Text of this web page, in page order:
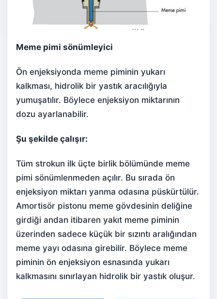
Meme pimi sönümleyici
Ön enjeksiyonda meme piminin yukarı
kalkması, hidrolik bir yastık aracılığıyla
yumuşatılır. Böylece enjeksiyon miktarının
dozu ayarlanabilir.
Şu şekilde çalışır:
Tüm strokun ilk üçte birlik bölümünde meme
pimi sönümlenmeden açılır. Bu sırada ön
enjeksiyon miktarı yanma odasına püskürtülür.
Amortisör pistonu meme gövdesinin deliğine
girdiği andan itibaren yakıt meme piminin
üzerinden sadece küçük bir sızıntı aralığından
meme yayı odasına girebilir. Böylece meme
piminin ön enjeksiyon esnasında yukarı
kalkmasını sınırlayan hidrolik bir yastık oluşur.